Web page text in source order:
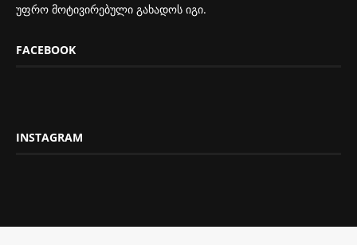
უფრო მოტივირებული გახადოს იგი.
FACEBOOK
INSTAGRAM